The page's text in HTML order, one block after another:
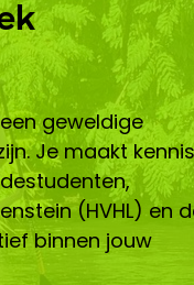
geweldige
Je maakt kennis
(HVHL) en
binnen jouw